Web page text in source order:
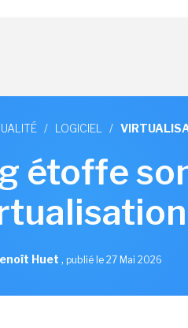
/ LOGICIEL /
étoffe
Huet , publié le 27 Mai 2026